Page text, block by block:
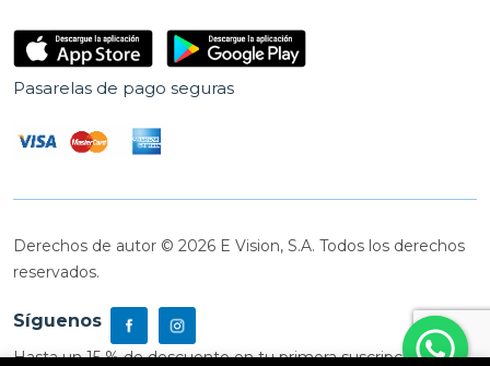
Pasarelas de pago seguras
Derechos de autor © 2026 E Vision, S.A. Todos los derechos
reservados.
Síguenos
Hasta un 15 % de descuento en tu primera suscripción